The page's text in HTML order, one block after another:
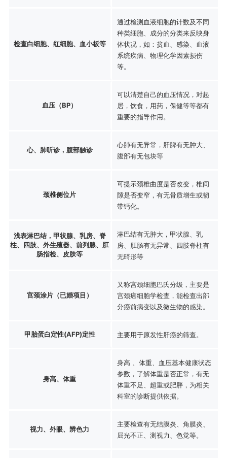
检查白细胞、红细胞、血小板等
通过检测血液细胞的计数及不同
种类细胞、成分的分类来反映身
体状况，如：贫血、感染、血液
系统疾病、物理化学因素损伤
等。
血压（BP）
可以清楚自己的血压情况，对起
居，饮食，用药，保健等等都有
重要的指导作用。
心、肺听诊，腹部触诊
心肺有无异常，肝脾有无肿大、
腹部有无包块等
颈椎侧位片
可提示颈椎曲度是否改变，椎间
隙是否变窄，有无骨质增生或韧
带钙化。
浅表淋巴结，甲状腺、乳房、脊
柱、四肢、外生殖器、前列腺、肛
肠指检、皮肤等
淋巴结有无肿大，甲状腺、乳
房、肛肠有无异常、四肢脊柱有
无畸形等
宫颈涂片（已婚项目）
又称宫颈细胞巴氏分级，主要是
宫颈癌细胞学检查，能检查出部
分癌前病变以及微生物的感染。
甲胎蛋白定性(AFP)定性 主要用于原发性肝癌的筛查。
身高、体重
身高 、体重、血压基本健康状态
参数，了解体重是否正常，有无
体重不足、超重或肥胖，为相关
科室的诊断提供依据。
视力、外眼、辨色力
主要检查有无结膜炎、角膜炎、
屈光不正、测视力、色觉等。